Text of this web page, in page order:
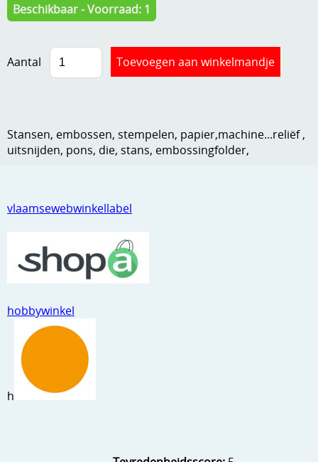
Hechtingsmaterialen
Hout , MDF, kartonmateriaal, steen
Kleurmateriaal-tekenmateriaal
Knipvellen
Leuke versieringen
Netjes opbergen
Papier en karton
Ponsen
Ribbelaar
Snijmaterialen
Speciaal papier
Stans machine en embossing machines
vlaamsewebwinkellabel
hobbywinkel
h
Beschikbaar - Voorraad: 1
Aantal
Stansen, embossen, stempelen, papier,machine...reliëf ,
uitsnijden, pons, die, stans, embossingfolder,